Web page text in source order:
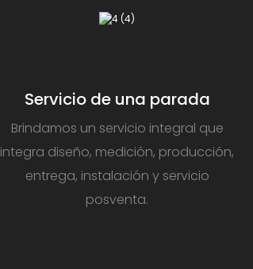
Servicio de una parada
Brindamos un servicio integral que
integra diseño, medición, producción,
entrega, instalación y servicio
posventa.